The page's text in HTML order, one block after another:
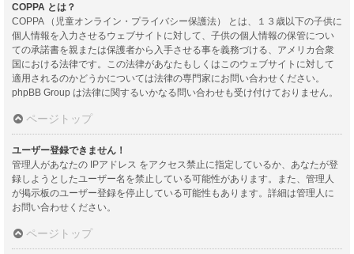
COPPA とは？
COPPA （児童オンライン・プライバシー保護法） とは、１３歳以下の子供に
個人情報を入力させるウェブサイトに対して、子供の個人情報の保管につい
ての承諾書を親または保護者から入手させる事を義務づける、アメリカ合衆
国における法律です。この法律があなたもしくはこのウェブサイトに対して
適用されるのかどうかについては法律の専門家にお問い合わせください。
phpBB Group は法律に関するいかなる問い合わせも受け付けておりません。
ページトップ
ユーザー登録できません！
管理人があなたの IPアドレス をアクセス禁止に指定しているか、あなたが登
録しようとしたユーザー名を禁止している可能性があります。また、管理人
が掲示板のユーザー登録を停止している可能性もあります。詳細は管理人に
お問い合わせください。
ページトップ